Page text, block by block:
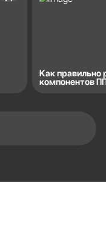
Как правильно
компонентов